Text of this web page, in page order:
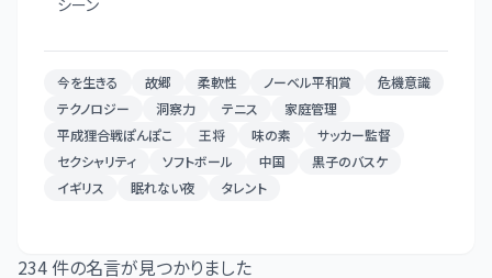
今を生きる 故郷 柔軟性 ノーベル平和賞
危機意識
テクノロジー
洞察力 テニス
家庭管理
平成狸合戦ぽんぽこ
王将 味の素
サッカー監督
セクシャリティ
ソフトボール 中国
黒子のバスケ
イギリス
眠れない夜 タレント
234 件の名言が見つかりました